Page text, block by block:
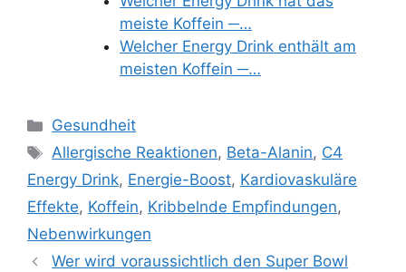
meiste Koffein ─…
Welcher Energy Drink enthält am
meisten Koffein ─…
Categories
Gesundheit
Tags
Allergische Reaktionen, Beta-Alanin, C4
Energy Drink, Energie-Boost, Kardiovaskuläre
Effekte, Koffein, Kribbelnde Empfindungen,
Nebenwirkungen
Wer wird voraussichtlich den Super Bowl